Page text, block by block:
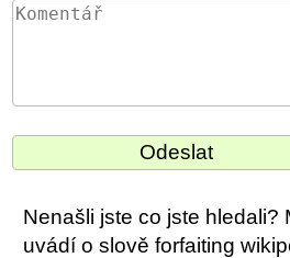
Nenašli jste co jste hledali?
uvádí o slově forfaiting